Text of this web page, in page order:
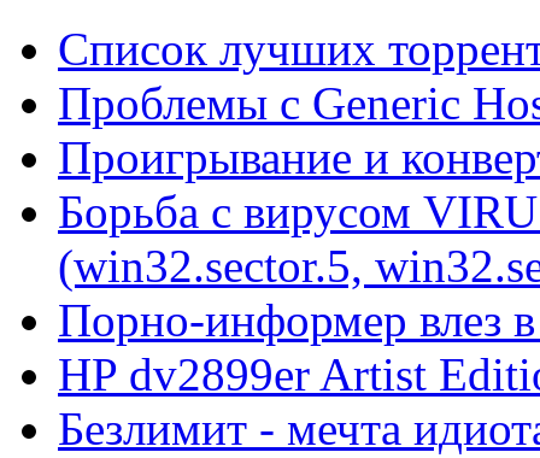
Список лучших
Проблемы с Generic
Проигрывание и
Борьба с вирусом
(win32.sector.5,
Порно-информер влез
HP dv2899er Artist
Безлимит - мечта